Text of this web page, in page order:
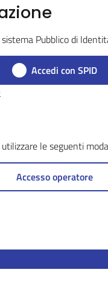
Pubblico di
Accedi con SPID
le seguenti
Accesso operatore